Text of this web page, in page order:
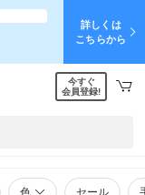
詳しくは
こちらから
今すぐ
会員登録!
色 セール